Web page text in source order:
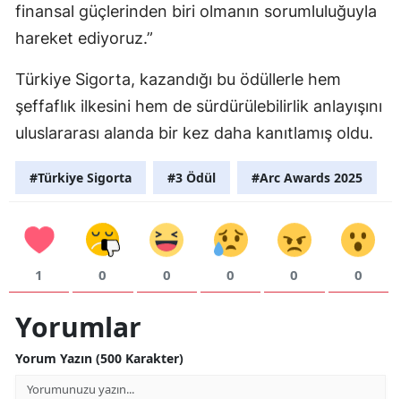
Nevşehir
Ordu
Rize
Sakarya
Samsun
finansal güçlerinden biri olmanın sorumluluğuyla
hareket ediyoruz.”
Türkiye Sigorta, kazandığı bu ödüllerle hem
şeffaflık ilkesini hem de sürdürülebilirlik anlayışını
uluslararası alanda bir kez daha kanıtlamış oldu.
#Türkiye Sigorta #3 Ödül #Arc Awards 2025
1 0 0 0 0 0
Yorumlar
Yorum Yazın (500 Karakter)